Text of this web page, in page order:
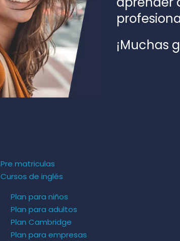
¡Muchas
Pre matriculas
Cursos de inglés
Plan para niños
Plan para adultos
Plan Cambridge
Plan para empresas